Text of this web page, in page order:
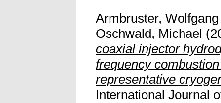
Armbruster, Wolfgang
Oschwald, Michael
coaxial injector
frequency
representative
International Journal